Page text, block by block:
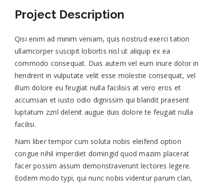
Project Description
Qisi enim ad minim veniam, quis nostrud exerci tation
ullamcorper suscipit lobortis nisl ut aliquip ex ea
commodo consequat. Duis autem vel eum iriure dolor in
hendrerit in vulputate velit esse molestie consequat, vel
illum dolore eu feugiat nulla facilisis at vero eros et
accumsan et iusto odio dignissim qui blandit praesent
luptatum zzril delenit augue duis dolore te feugait nulla
facilisi.
Nam liber tempor cum soluta nobis eleifend option
congue nihil imperdiet domingid quod mazim placerat
facer possim assum demonstraverunt lectores legere.
Eodem modo typi, qui nunc nobis videntur parum clari,